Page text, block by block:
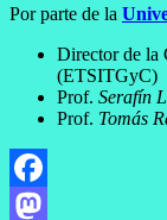
Por parte de la
Director de la
(ETSITGyC)
Prof. Serafín
Prof. Tomás
Facebook